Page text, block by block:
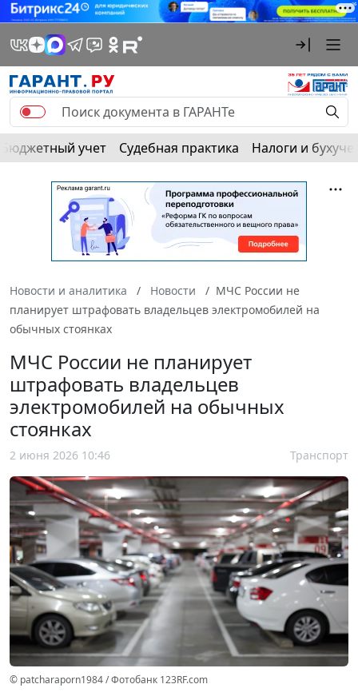
Бюджетный учет Судебная практика Налоги и
Новости и аналитика Новости
МЧС России не
планирует штрафовать владельцев электромобилей на
обычных стоянках
МЧС России не планирует
штрафовать владельцев
электромобилей на обычных
стоянках
2 июня 2026 10:46 Транспорт
© patcharaporn1984 / Фотобанк 123RF.com